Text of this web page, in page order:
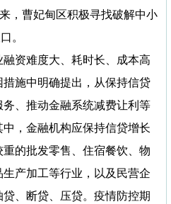
，曹妃甸区积极寻找破解中小
。
资难度大、耗时长、成本高
施中明确提出，从保持信贷
、推动金融系统减费让利等
，金融机构应保持信贷增长
的批发零售、住宿餐饮、物
产加工等行业，以及民营企
、断贷、压贷。疫情防控期